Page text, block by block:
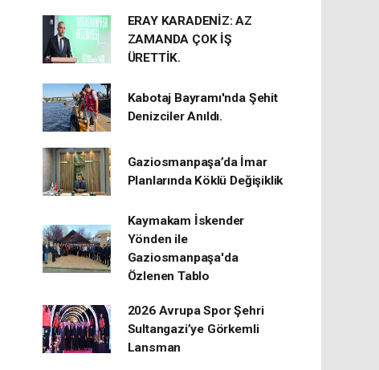
ERAY KARADENİZ: AZ
ZAMANDA ÇOK İŞ
ÜRETTİK.
Kabotaj Bayramı'nda Şehit
Denizciler Anıldı.
Gaziosmanpaşa’da İmar
Planlarında Köklü Değişiklik
Kaymakam İskender
Yönden ile
Gaziosmanpaşa'da
Özlenen Tablo
2026 Avrupa Spor Şehri
Sultangazi’ye Görkemli
Lansman